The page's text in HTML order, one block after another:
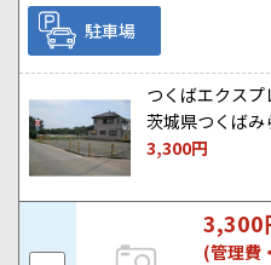
駐車場
つくばエクス
茨城県つくばみ
3,300円
3,300
(管理費